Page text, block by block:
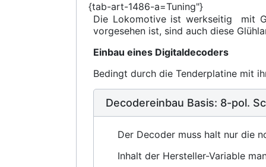
{tab-art-1486-a=Tuning"}
Die Lokomotive ist werkseitig mit
vorgesehen ist, sind auch diese
Einbau eines Digitaldecoders
Bedingt durch die Tenderplatine mit
Decodereinbau Basis: 8-pol.
Der Decoder muss halt nur die
Inhalt der Hersteller-Variable